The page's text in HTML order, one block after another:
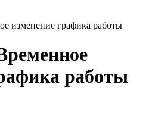
изменение графика работы
работы